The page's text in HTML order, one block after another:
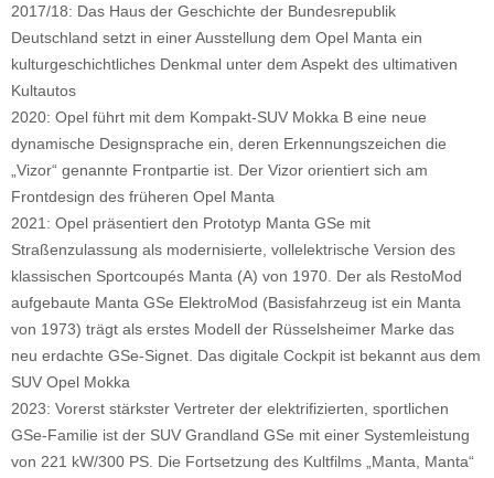
2017/18: Das Haus der Geschichte der Bundesrepublik
Deutschland setzt in einer Ausstellung dem Opel Manta ein
kulturgeschichtliches Denkmal unter dem Aspekt des ultimativen
Kultautos
2020: Opel führt mit dem Kompakt-SUV Mokka B eine neue
dynamische Designsprache ein, deren Erkennungszeichen die
„Vizor“ genannte Frontpartie ist. Der Vizor orientiert sich am
Frontdesign des früheren Opel Manta
2021: Opel präsentiert den Prototyp Manta GSe mit
Straßenzulassung als modernisierte, vollelektrische Version des
klassischen Sportcoupés Manta (A) von 1970. Der als RestoMod
aufgebaute Manta GSe ElektroMod (Basisfahrzeug ist ein Manta
von 1973) trägt als erstes Modell der Rüsselsheimer Marke das
neu erdachte GSe-Signet. Das digitale Cockpit ist bekannt aus dem
SUV Opel Mokka
2023: Vorerst stärkster Vertreter der elektrifizierten, sportlichen
GSe-Familie ist der SUV Grandland GSe mit einer Systemleistung
von 221 kW/300 PS. Die Fortsetzung des Kultfilms „Manta, Manta“